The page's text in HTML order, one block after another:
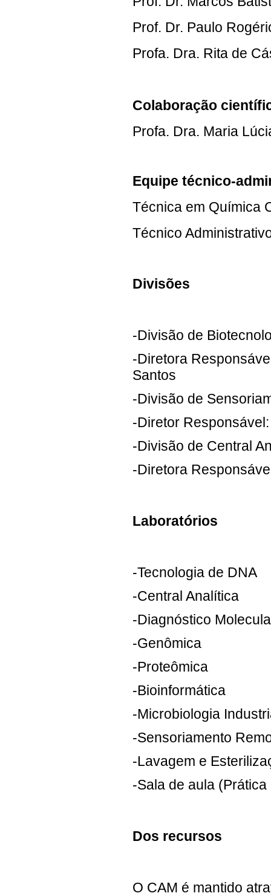
Prof. Dr. Paulo
Profa. Dra. Rita de
Colaboração
Profa. Dra. Maria
Equipe técnico-
Técnica em Química
Técnico
Divisões
-Divisão de
-Diretora
Santos
-Divisão de
-Diretor
-Divisão de Central
-Diretora
Laboratórios
-Tecnologia de DNA
-Central Analítica
-Diagnóstico
-Genômica
-Proteômica
-Bioinformática
-Microbiologia
-Sensoriamento
-Lavagem e
-Sala de aula (Prática
Dos recursos
O CAM é mantido